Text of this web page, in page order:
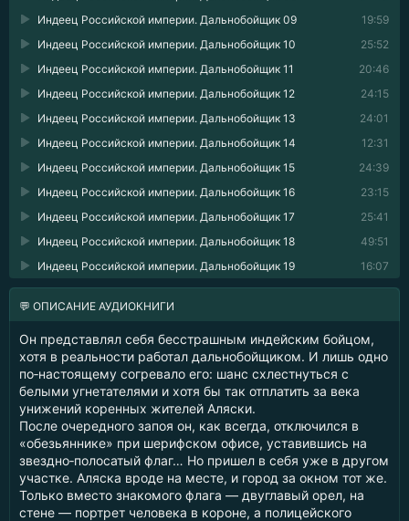
19:59
Индеец Российской империи. Дальнобойщик 09
25:52
Индеец Российской империи. Дальнобойщик 10
20:46
Индеец Российской империи. Дальнобойщик 11
24:15
Индеец Российской империи. Дальнобойщик 12
24:01
Индеец Российской империи. Дальнобойщик 13
12:31
Индеец Российской империи. Дальнобойщик 14
24:39
Индеец Российской империи. Дальнобойщик 15
23:15
Индеец Российской империи. Дальнобойщик 16
25:41
Индеец Российской империи. Дальнобойщик 17
49:51
Индеец Российской империи. Дальнобойщик 18
16:07
Индеец Российской империи. Дальнобойщик 19
💬 ОПИСАНИЕ АУДИОКНИГИ
Он представлял себя бесстрашным индейским бойцом,
хотя в реальности работал дальнобойщиком. И лишь одно
по‑настоящему согревало его: шанс схлестнуться с
белыми угнетателями и хотя бы так отплатить за века
унижений коренных жителей Аляски.
После очередного запоя он, как всегда, отключился в
«обезьяннике» при шерифском офисе, уставившись на
звездно‑полосатый флаг… Но пришел в себя уже в другом
участке. Аляска вроде на месте, и город за окном тот же.
Только вместо знакомого флага — двуглавый орел, на
стене — портрет человека в короне, а полицейского